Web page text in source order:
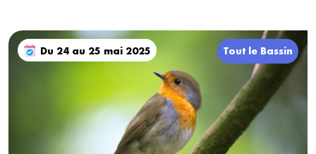
Du 24 au 25 mai 2025 Tout le Bassin